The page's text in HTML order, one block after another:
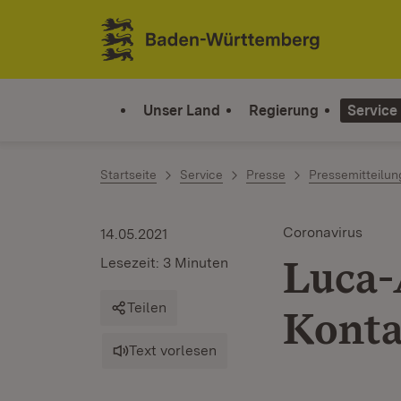
Zum Inhalt springen
Link zur Startseite
Unser Land Regierung Service
Startseite Service Presse
Coronavirus
14.05.2021
Lesezeit: 3 Minuten
Teilen
Text vorlesen